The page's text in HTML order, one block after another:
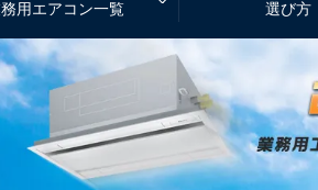
用エアコン一覧
選び方